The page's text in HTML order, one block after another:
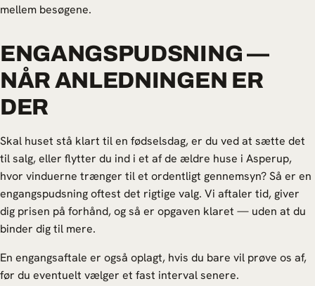
mellem besøgene.
ENGANGSPUDSNING —
NÅR ANLEDNINGEN ER
DER
Skal huset stå klart til en fødselsdag, er du ved at sætte det
til salg, eller flytter du ind i et af de ældre huse i Asperup,
hvor vinduerne trænger til et ordentligt gennemsyn? Så er en
engangspudsning oftest det rigtige valg. Vi aftaler tid, giver
dig prisen på forhånd, og så er opgaven klaret — uden at du
binder dig til mere.
En engangsaftale er også oplagt, hvis du bare vil prøve os af,
før du eventuelt vælger et fast interval senere.